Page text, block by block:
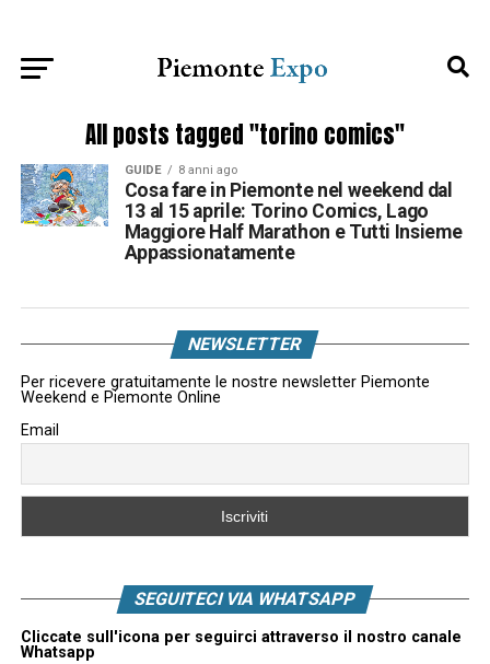
All posts tagged "torino comics"
GUIDE 8 anni ago
Cosa fare in Piemonte nel weekend dal
13 al 15 aprile: Torino Comics, Lago
Maggiore Half Marathon e Tutti Insieme
Appassionatamente
NEWSLETTER
Per ricevere gratuitamente le nostre newsletter Piemonte
Weekend e Piemonte Online
Email
SEGUITECI VIA WHATSAPP
Cliccate sull'icona per seguirci attraverso il nostro canale
Whatsapp